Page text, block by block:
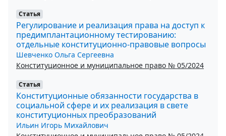
Статья
Регулирование и реализация права на доступ к
предимплантационному тестированию:
отдельные конституционно-правовые вопросы
Шевченко Ольга Сергеевна
Конституционное и муниципальное право № 05/2024
Статья
Конституционные обязанности государства в
социальной сфере и их реализация в свете
конституционных преобразований
Ильин Игорь Михайлович